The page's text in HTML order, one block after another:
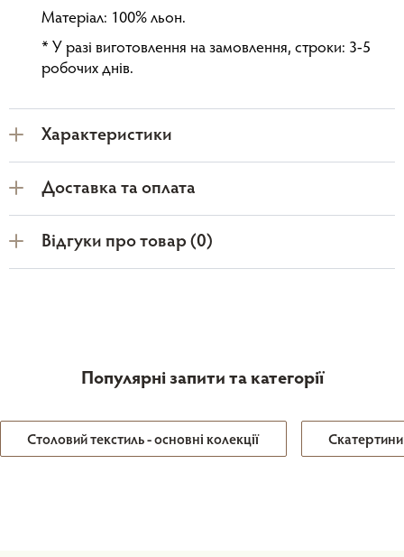
Матеріал: 100% льон.
* У разі виготовлення на замовлення, строки: 3-5
робочих днів.
Характеристики
Доставка та оплата
Відгуки про товар (0)
Популярні запити та категорії
Столовий текстиль - основні колекції